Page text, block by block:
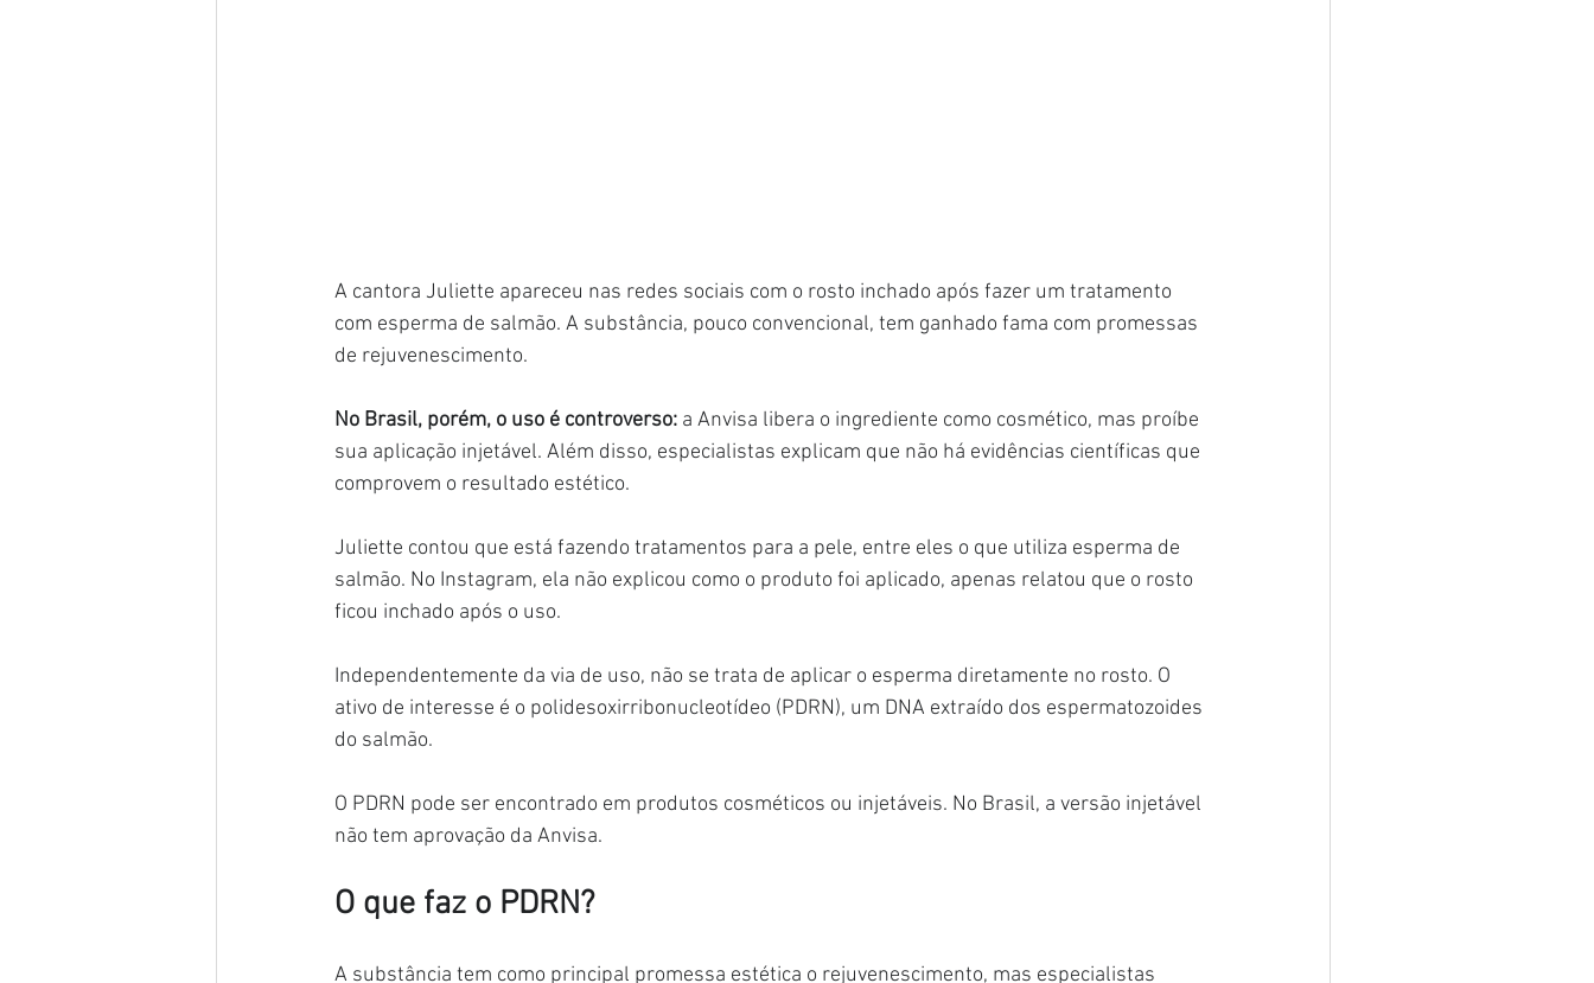
A cantora Juliette apareceu nas redes sociais com o rosto inchado após fazer um tratamento
com esperma de salmão. A substância, pouco convencional, tem ganhado fama com promessas
de rejuvenescimento.
No Brasil, porém, o uso é controverso: a Anvisa libera o ingrediente como cosmético, mas proíbe
sua aplicação injetável. Além disso, especialistas explicam que não há evidências científicas que
comprovem o resultado estético.
Juliette contou que está fazendo tratamentos para a pele, entre eles o que utiliza esperma de
salmão. No Instagram, ela não explicou como o produto foi aplicado, apenas relatou que o rosto
ficou inchado após o uso.
Independentemente da via de uso, não se trata de aplicar o esperma diretamente no rosto. O
ativo de interesse é o polidesoxirribonucleotídeo (PDRN), um DNA extraído dos espermatozoides
do salmão.
O PDRN pode ser encontrado em produtos cosméticos ou injetáveis. No Brasil, a versão injetável
não tem aprovação da Anvisa.
O que faz o PDRN?
A substância tem como principal promessa estética o rejuvenescimento, mas especialistas